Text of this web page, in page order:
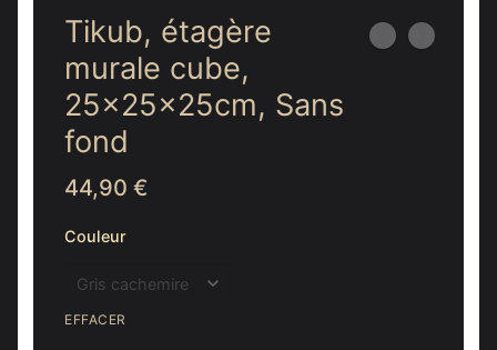
Tikub, étagère
murale cube,
25x25x25cm, Sans
fond
44,90 €
Couleur
EFFACER